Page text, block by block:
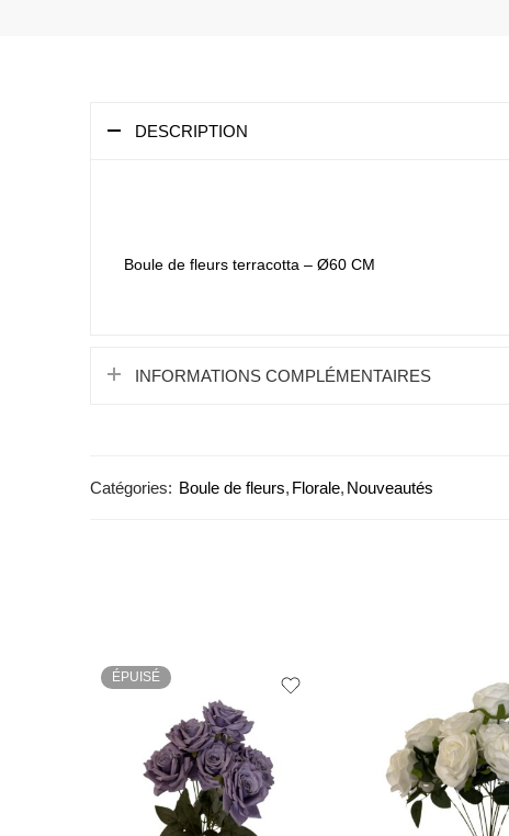
DESCRIPTION
Boule de fleurs terracotta – Ø60 CM
INFORMATIONS COMPLÉMENTAIRES
Catégories: Boule de fleurs, Florale, Nouveautés
ÉPUISÉ